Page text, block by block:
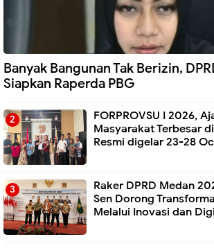
Banyak Bangunan Tak Berizin,
Siapkan Raperda PBG
FORPROVSU I 2026,
Masyarakat Terbesar
Resmi digelar 23-28
Raker DPRD Medan
Sen Dorong
Melalui Inovasi dan